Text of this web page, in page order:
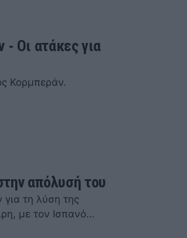
- Οι ατάκες για
Κορμπεράν.
απόλυσή του
τη λύση της
με τον Ισπανό…